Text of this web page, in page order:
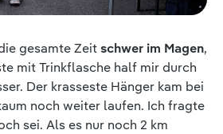
gesamte Zeitschwer im Magen,
mit Trinkflasche half mir durch
Der krasseste Hänger kam bei
noch weiter laufen. Ich fragte
sei. Als es nur noch 2 km